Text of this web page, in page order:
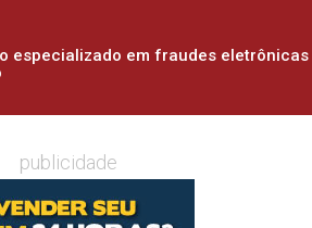
especializado em fraudes eletrônicas
publicidade